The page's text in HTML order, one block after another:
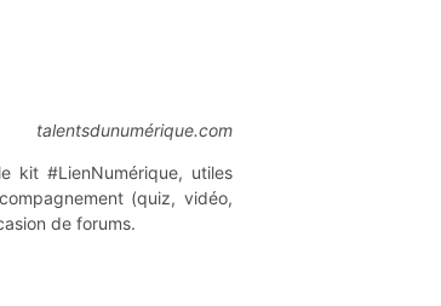
talentsdunumérique.com
kit #LienNumérique, utiles
(quiz, vidéo,
de forums.